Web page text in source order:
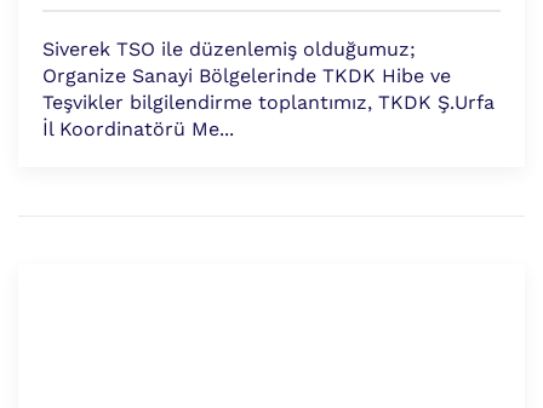
Siverek TSO ile düzenlemiş olduğumuz;
Organize Sanayi Bölgelerinde TKDK Hibe ve
Teşvikler bilgilendirme toplantımız, TKDK Ş.Urfa
İl Koordinatörü Me...